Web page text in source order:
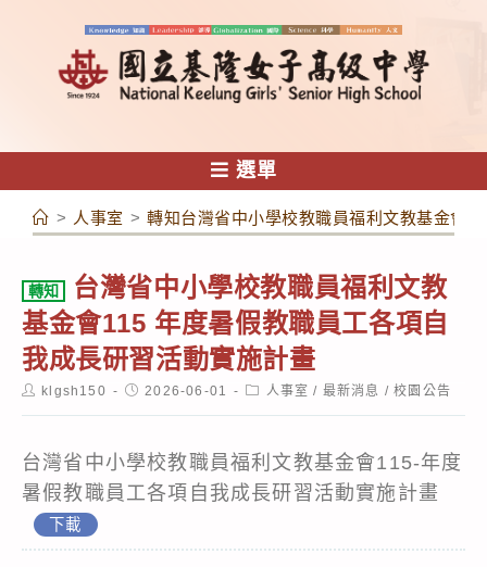
容
選單
> 人事室 > 轉知台灣省中小學校教職員福利文教基金會
轉知
台灣省中小學校教職員福利文教
基金會115 年度暑假教職員工各項自
我成長研習活動實施計畫
Postklgsh150
Post2026-06-01
Post人事室 / 最新消息 / 校園公告
台灣省中小學校教職員福利文教基金會115-年度
暑假教職員工各項自我成長研習活動實施計畫
下載